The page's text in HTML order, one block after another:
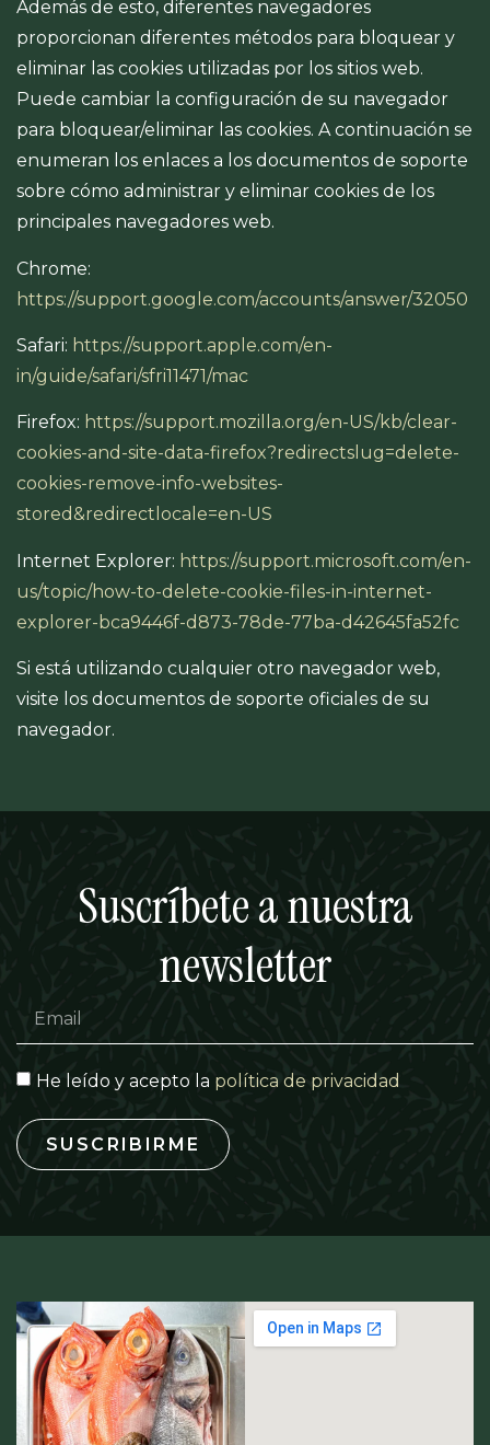
Además de esto, diferentes navegadores
proporcionan diferentes métodos para bloquear y
eliminar las cookies utilizadas por los sitios web.
Puede cambiar la configuración de su navegador
para bloquear/eliminar las cookies. A continuación se
enumeran los enlaces a los documentos de soporte
sobre cómo administrar y eliminar cookies de los
principales navegadores web.
Chrome:
https://support.google.com/accounts/answer/32050
Safari: https://support.apple.com/en-
in/guide/safari/sfri11471/mac
Firefox: https://support.mozilla.org/en-US/kb/clear-
cookies-and-site-data-firefox?redirectslug=delete-
cookies-remove-info-websites-
stored&redirectlocale=en-US
Internet Explorer: https://support.microsoft.com/en-
us/topic/how-to-delete-cookie-files-in-internet-
explorer-bca9446f-d873-78de-77ba-d42645fa52fc
Si está utilizando cualquier otro navegador web,
visite los documentos de soporte oficiales de su
navegador.
Suscríbete a nuestra
newsletter
He leído y acepto la política de privacidad
SUSCRIBIRME